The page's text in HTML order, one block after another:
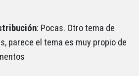
: Pocas. Otro tema de
parece el tema es muy propio de